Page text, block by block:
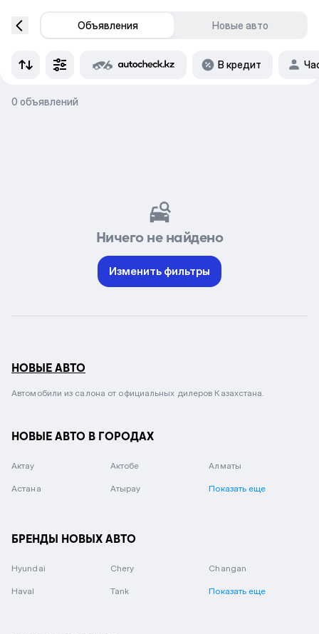
Объявления Новые авто
В кредит
0 объявлений
Ничего не найдено
Изменить фильтры
НОВЫЕ АВТО
Автомобили из салона от официальных дилеров Казахстана.
НОВЫЕ АВТО В ГОРОДАХ
Актау Актобе Алматы
Астана Атырау Показать еще
БРЕНДЫ НОВЫХ АВТО
Hyundai Chery Changan
Haval Tank Показать еще